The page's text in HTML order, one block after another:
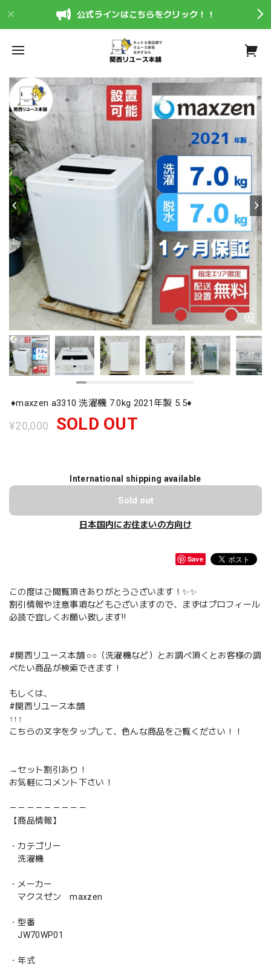
公式ラインはこちらをクリック！！
♦️maxzen a3310 洗濯機 7.0kg 2021年製 5.5♦️
¥20,000 SOLD OUT
International shipping available
Sold out
日本国内にお住まいの方向け
Save
この度はご閲覧頂きありがとうございます！✨✨
割引情報や注意事項などもございますので、まずはプロフィール
必読で宜しくお願い致します‼️
#関西リユース本舗 ○○（洗濯機など）とお調べ頂くとお客様の調
べたい商品が検索できます！
もしくは、
#関西リユース本舗
↑↑↑
こちらの文字をタップして、色んな商品をご覧ください！！
→セット割引あり！
お気軽にコメント下さい！
－－－－－－－－－
【商品情報】
・カテゴリー
洗濯機
・メーカー
マクスゼン maxzen
・型番
JW70WP01
・年式